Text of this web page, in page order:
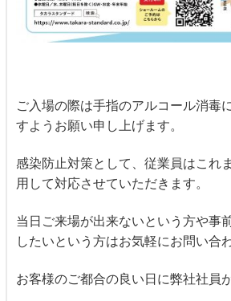
ご入場の際は手指のアルコール消毒
すようお願い申し上げます。
感染防止対策として、従業員はこれ
用して対応させていただきます。
当日ご来場が出来ないという方や事
したいという方はお気軽にお問い合
お客様のご都合の良い日に弊社社員